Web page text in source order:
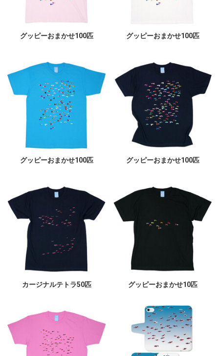
グッピーおまかせ100匹 グッピーおまかせ100匹
グッピーおまかせ100匹 グッピーおまかせ100匹
カージナルテトラ50匹 グッピーおまかせ10匹